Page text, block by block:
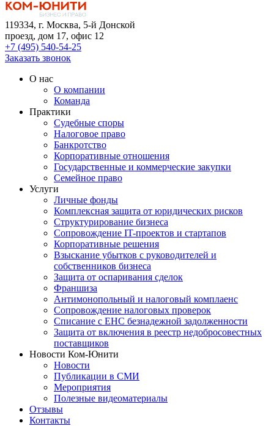
119334, г. Москва, 5-й Донской
проезд, дом 17, офис 12
+7 (495) 540-54-25
Заказать звонок
О нас
О компании
Команда
Практики
Судебные споры
Налоговое право
Банкротство
Корпоративные отношения
Государственные и коммерческие закупки
Семейное право
Услуги
Личные фонды
Комплексная защита от юридических рисков
Структурирование бизнеса
Сопровождение IT-проектов и стартапов
Корпоративные решения
Взыскание убытков с руководителей и
собственников бизнеса
Защита от оспаривания сделок
Франшиза
Антимонопольный и налоговый комплаенс
Сопровождение налоговых проверок
Списание с ЕНС безнадежной задолженности
Защита от включения в реестр недобросовестных
поставщиков
Новости Ком-Юнити
Новости
Публикации в СМИ
Мероприятия
Полезные видеоматериалы
Отзывы
Контакты